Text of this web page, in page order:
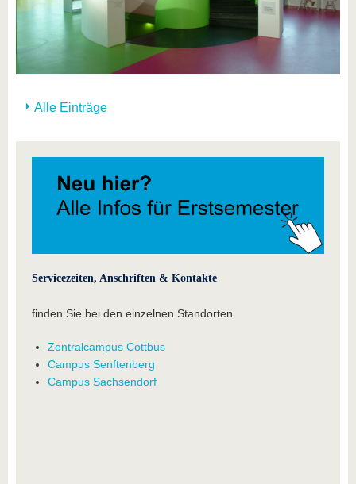
Alle Einträge
Servicezeiten, Anschriften & Kontakte
finden Sie bei den einzelnen Standorten
Zentralcampus Cottbus
Campus Senftenberg
Campus Sachsendorf